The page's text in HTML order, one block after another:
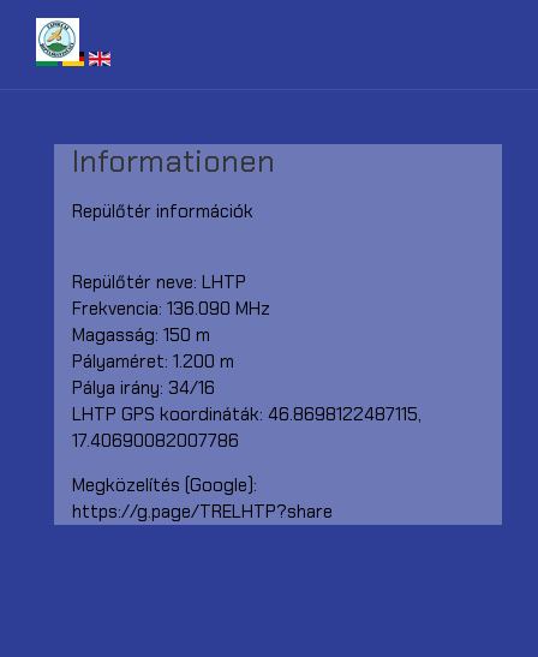
Informationen
Repülőtér információk
Repülőtér neve: LHTP
Frekvencia: 136.090 MHz
Magasság: 150 m
Pályaméret: 1.200 m
Pálya irány: 34/16
LHTP GPS koordináták: 46.8698122487115,
17.40690082007786
Megközelítés (Google):
https://g.page/TRELHTP?share